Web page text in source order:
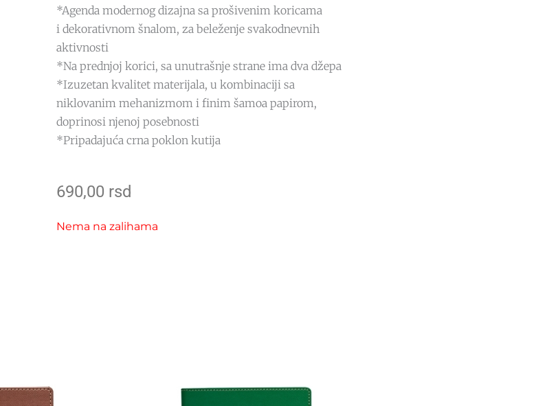
*Agenda modernog dizajna sa prošivenim koricama
i dekorativnom šnalom, za beleženje svakodnevnih
aktivnosti
*Na prednjoj korici, sa unutrašnje strane ima dva džepa
*Izuzetan kvalitet materijala, u kombinaciji sa
niklovanim mehanizmom i finim šamoa papirom,
doprinosi njenoj posebnosti
*Pripadajuća crna poklon kutija
690,00 rsd
Nema na zalihama